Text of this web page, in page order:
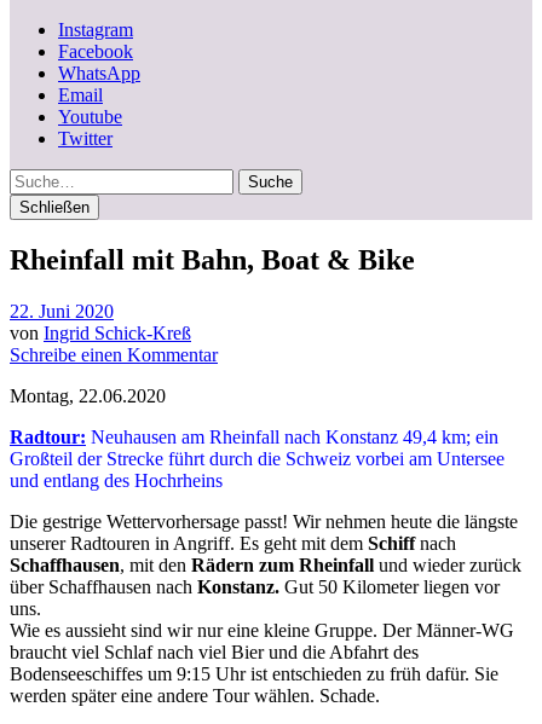
Instagram
Facebook
WhatsApp
Email
Youtube
Twitter
Suche
Schließen
Rheinfall mit Bahn, Boat & Bike
22. Juni 2020
von Ingrid Schick-Kreß
Schreibe einen Kommentar
Montag, 22.06.2020
Radtour: Neuhausen am Rheinfall nach Konstanz 49,4 km; ein
Großteil der Strecke führt durch die Schweiz vorbei am Untersee
und entlang des Hochrheins
Die gestrige Wettervorhersage passt! Wir nehmen heute die längste
unserer Radtouren in Angriff. Es geht mit dem Schiffnach
Schaffhausen, mit den Rädern zum Rheinfall und wieder zurück
über Schaffhausen nach Konstanz. Gut 50 Kilometer liegen vor
uns.
Wie es aussieht sind wir nur eine kleine Gruppe. Der Männer-WG
braucht viel Schlaf nach viel Bier und die Abfahrt des
Bodenseeschiffes um 9:15 Uhr ist entschieden zu früh dafür. Sie
werden später eine andere Tour wählen. Schade.